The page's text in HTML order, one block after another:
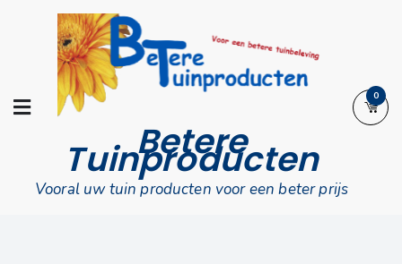
Betere
Tuinproducten
Vooral uw tuin producten voor een beter prijs
0